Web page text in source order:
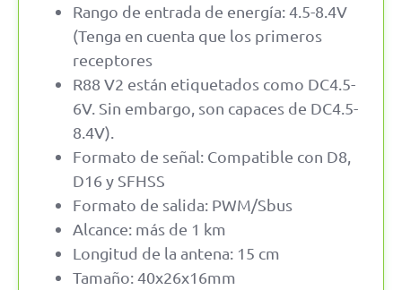
Rango de entrada de energía: 4.5-8.4V
(Tenga en cuenta que los primeros
receptores
R88 V2 están etiquetados como DC4.5-
6V. Sin embargo, son capaces de DC4.5-
8.4V).
Formato de señal: Compatible con D8,
D16 y SFHSS
Formato de salida: PWM/Sbus
Alcance: más de 1 km
Longitud de la antena: 15 cm
Tamaño: 40x26x16mm